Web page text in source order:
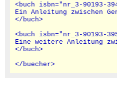
<buch isbn="nr_3-90193-
Ein Anleitung zwischen
</buch>
<buch isbn="nr_3-90193-
Eine weitere Anleitung
</buch>